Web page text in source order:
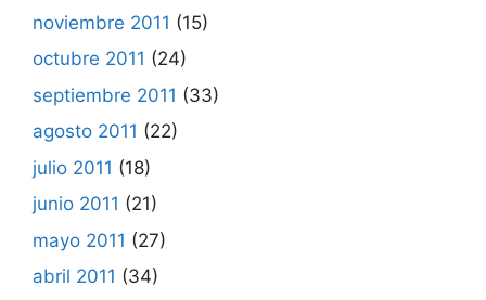
noviembre 2011 (15)
octubre 2011 (24)
septiembre 2011 (33)
agosto 2011 (22)
julio 2011 (18)
junio 2011 (21)
mayo 2011 (27)
abril 2011 (34)